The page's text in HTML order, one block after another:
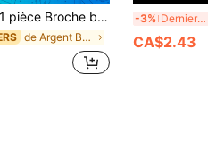
1 pièce Broche bouquet floral unique, broche vase à fleurs, accessoire de bijouterie pour fête/banquet
de Argent Broches pour hommes
-3% Derniers 3 jours
CA$2.43